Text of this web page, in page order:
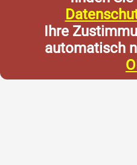
Ihre
automatisch